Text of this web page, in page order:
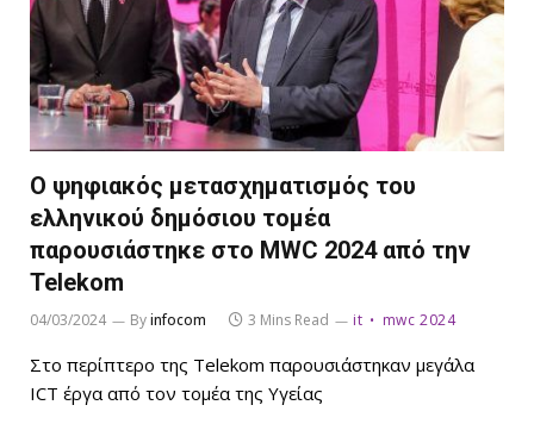
Ο ψηφιακός μετασχηματισμός του
ελληνικού δημόσιου τομέα
παρουσιάστηκε στο MWC 2024 από την
Telekom
04/03/2024 Byinfocom 3 Mins Read it mwc 2024
Στο περίπτερο της Telekom παρουσιάστηκαν μεγάλα
ICT έργα από τον τομέα της Υγείας